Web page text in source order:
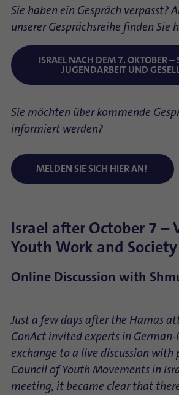
Sie haben ein Gespräch verpasst?
unserer Gesprächsreihe finden Sie
ISRAEL NACH DEM 7. OKTOBER
JUGENDARBEIT UND
Sie möchten über kommende
informiert werden?
MELDEN SIE SICH HIER AN!
Israel after October 7 –
Youth Work and Society
Online Discussion with
Just a few days after the Hamas
ConAct invited experts in
exchange to a live discussion with
Council of Youth Movements in
meeting, it became clear that